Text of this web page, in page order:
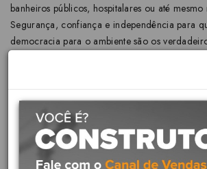
banheiros públicos, hospitalares ou até mesmo
Segurança, confiança e independência para
democracia para o ambiente são os
Acessibilidade com segurança: Todos
acessibilidade Docol seguem a Norma
Regulamentação de Acessibilidade,
quesitos básicos necessários para tornar